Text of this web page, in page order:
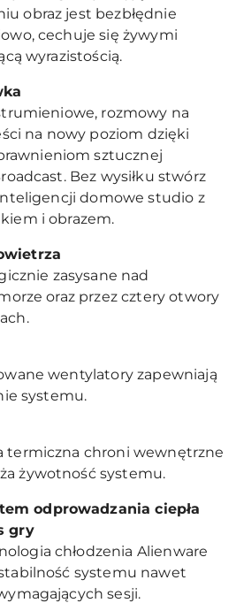
obraz jest bezbłędnie
cechuje się żywymi
wyrazistością.
rozmowy na
na nowy poziom dzięki
sztucznej
Bez wysiłku stwórz
domowe studio z
i obrazem.
zasysane nad
oraz przez cztery otwory
wentylatory zapewniają
systemu.
termiczna chroni wewnętrzne
żywotność systemu.
odprowadzania ciepła
gry
chłodzenia Alienware
systemu nawet
sesji.